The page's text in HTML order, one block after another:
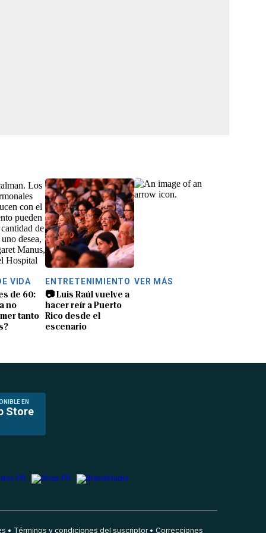
VIDA
de 60:
no
tanto
ENTRETENIMIENTO
📷 Luis Raúl vuelve a
hacer reír a Puerto
Rico desde el
escenario
VER MÁS
EN
Store
Términos y condiciones del suscriptor Correcciones